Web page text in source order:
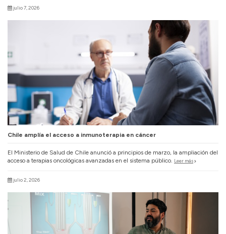
julio 7, 2026
Chile amplía el acceso a inmunoterapia en cáncer
El Ministerio de Salud de Chile anunció a principios de marzo, la ampliación del
acceso a terapias oncológicas avanzadas en el sistema público.
Leer más
julio 2, 2026